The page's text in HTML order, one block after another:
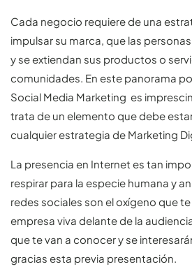
Cada negocio requiere de una
impulsar su marca, que las
y se extiendan sus productos o
comunidades. En este panorama
Social Media Marketing es
trata de un elemento que debe
cualquier estrategia de Marketing
La presencia en Internet es tan
respirar para la especie humana y
redes sociales son el oxígeno que
empresa viva delante de la
que te van a conocer y se
gracias esta previa presentación.